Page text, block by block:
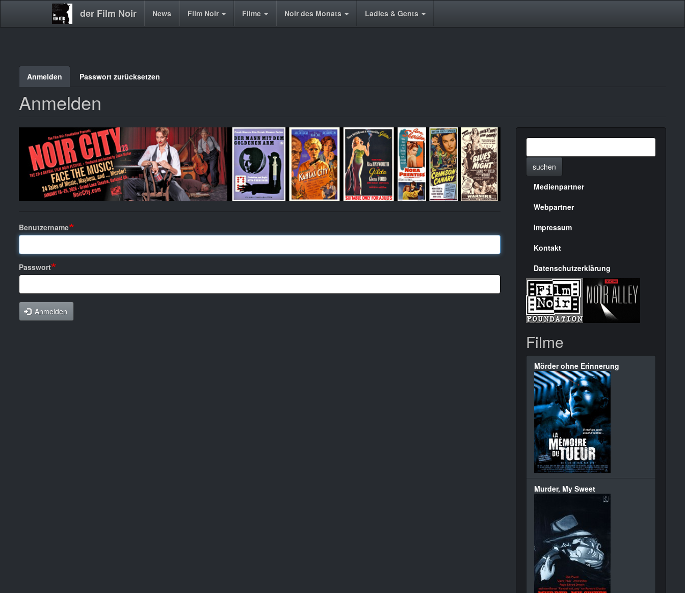
der Film Noir
Main News Film Noir Filme Noir des Monats Ladies & Gents
Primary
tabs
Anmelden Passwort zurücksetzen
Anmelden
Benutzername
Passwort
Anmelden
suchen
Menülinks
rechte
Seite
Medienpartner
Webpartner
Impressum
Kontakt
Datenschutzerklärung
Filme
Mörder ohne Erinnerung
Murder, My Sweet